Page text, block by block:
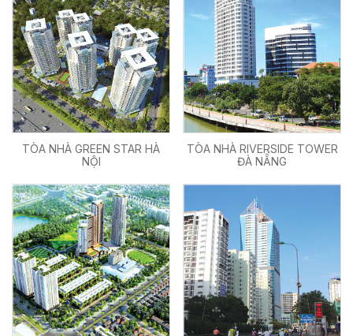
TÒA NHÀ GREEN STAR HÀ
NỘI
TÒA NHÀ RIVERSIDE TOWER
ĐÀ NẴNG